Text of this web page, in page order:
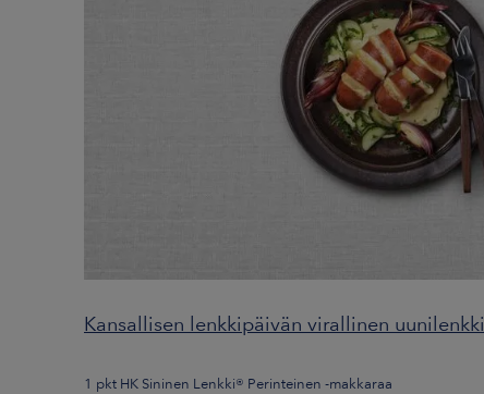
Kansallisen lenkkipäivän virallinen uunilenkki
1 pkt HK Sininen Lenkki® Perinteinen -makkaraa